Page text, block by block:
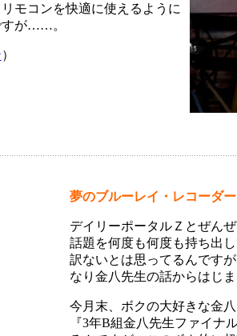
モコンを快適に使えるように
すが……。
）
夢のブルーレイ・レコーダ
デイリーポータルＺとぜん
話題を何度も何度も持ち出
訳ないとは思ってるんです
なり金八先生の話からはじ
今月末、ボクの大好きな金
『3年B組金八先生ファイナ